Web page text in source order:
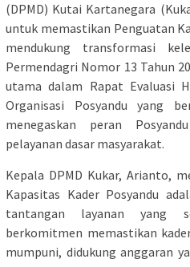
(DPMD) Kutai Kartanegara
untuk memastikan Penguatan
mendukung transformasi
Permendagri Nomor 13 Tahun
utama dalam Rapat Evaluasi
Organisasi Posyandu yang
menegaskan peran
pelayanan dasar masyarakat.
Kepala DPMD Kukar, Arianto,
Kapasitas Kader Posyandu
tantangan layanan yang
berkomitmen memastikan
mumpuni, didukung anggaran